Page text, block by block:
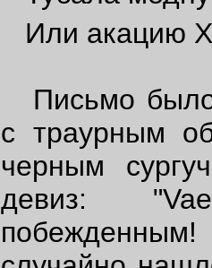
Или акацию
Письмо было
с траурным
черным
девиз: